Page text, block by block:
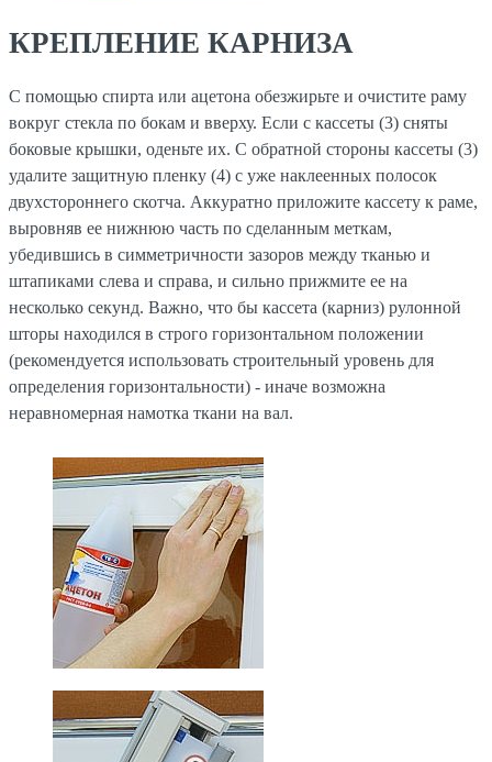
КРЕПЛЕНИЕ КАРНИЗА
С помощью спирта или ацетона обезжирьте и очистите раму
вокруг стекла по бокам и вверху. Если с кассеты (3) сняты
боковые крышки, оденьте их. С обратной стороны кассеты (3)
удалите защитную пленку (4) с уже наклеенных полосок
двухстороннего скотча. Аккуратно приложите кассету к раме,
выровняв ее нижнюю часть по сделанным меткам,
убедившись в симметричности зазоров между тканью и
штапиками слева и справа, и сильно прижмите ее на
несколько секунд. Важно, что бы кассета (карниз) рулонной
шторы находился в строго горизонтальном положении
(рекомендуется использовать строительный уровень для
определения горизонтальности) - иначе возможна
неравномерная намотка ткани на вал.